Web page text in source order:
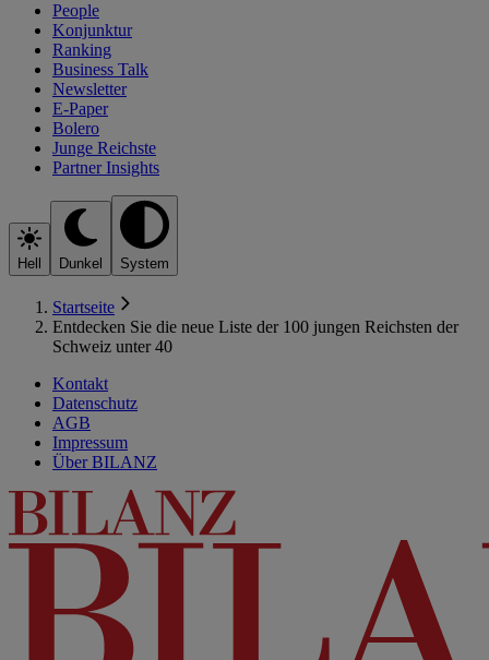
People
Konjunktur
Ranking
Business Talk
Newsletter
E-Paper
Bolero
Junge Reichste
Partner Insights
Hell Dunkel System
Startseite
Entdecken Sie die neue Liste der 100 jungen Reichsten der
Schweiz unter 40
Kontakt
Datenschutz
AGB
Impressum
Über BILANZ